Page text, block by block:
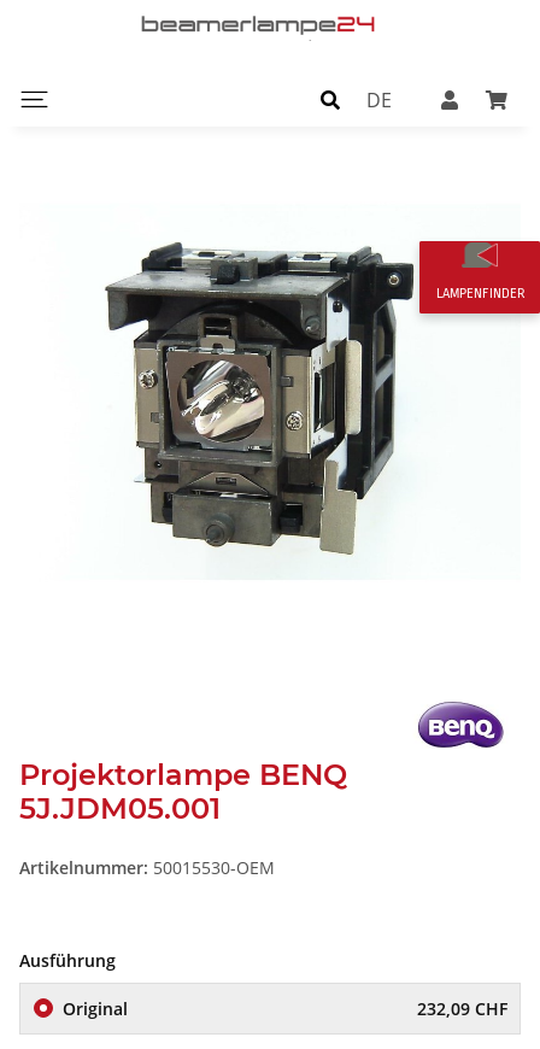
DE
Projektorlampe BENQ
5J.JDM05.001
Artikelnummer: 50015530-OEM
Ausführung
Original 232,09 CHF
LAMPENFINDER